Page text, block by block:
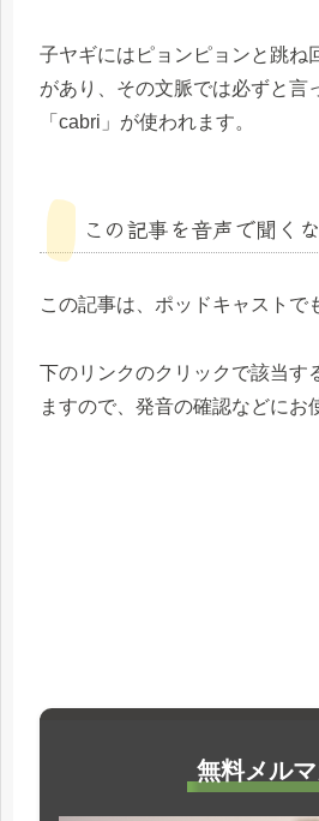
子ヤギにはピョンピョンと跳ね
があり、その文脈では必ずと言
「cabri」が使われます。
この記事を音声で聞く
この記事は、ポッドキャストで
下のリンクのクリックで該当す
ますので、発音の確認などにお
無料メル